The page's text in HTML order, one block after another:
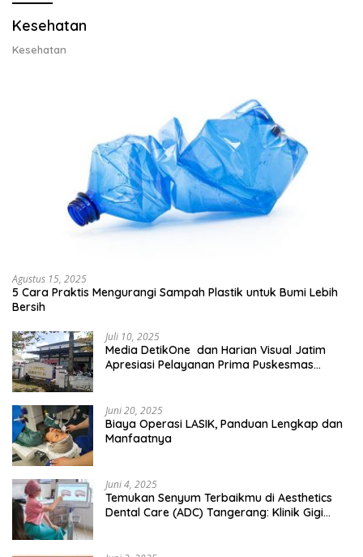
Kesehatan
Kesehatan
Agustus 15, 2025
5 Cara Praktis Mengurangi Sampah Plastik untuk Bumi Lebih
Bersih
Juli 10, 2025
Media DetikOne dan Harian Visual Jatim
Apresiasi Pelayanan Prima Puskesmas
Juni 20, 2025
Biaya Operasi LASIK, Panduan Lengkap dan
Manfaatnya
Juni 4, 2025
Temukan Senyum Terbaikmu di Aesthetics
Dental Care (ADC) Tangerang: Klinik Gigi